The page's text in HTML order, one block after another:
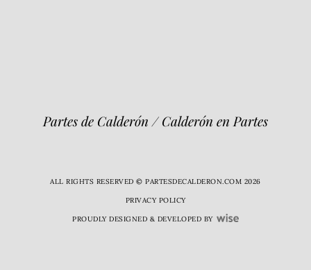
Partes de Calderón / Calderón en Partes
ALL RIGHTS RESERVED © PARTESDECALDERON.COM 2026
PRIVACY POLICY
PROUDLY DESIGNED & DEVELOPED BY